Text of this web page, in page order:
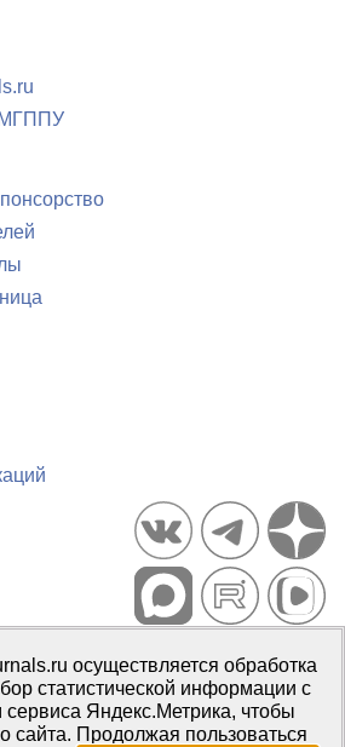
МГППУ
изданий PsyJournals.ru, 2007–2026
материалов
СМИЭл № ФС77-66447 от 14 июля
осуществляется обработка
статистической информации с
сервиса Яндекс.Метрика, чтобы
сайта. Продолжая пользоваться